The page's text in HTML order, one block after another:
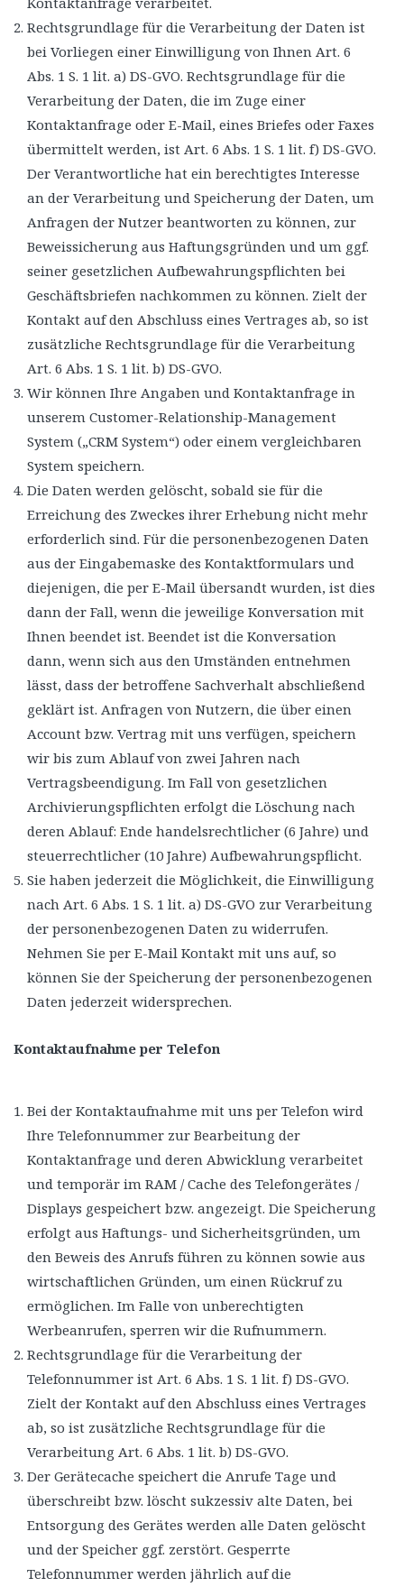
Rechtsgrundlage für die Verarbeitung der Daten ist
bei Vorliegen einer Einwilligung von Ihnen Art. 6
Abs. 1 S. 1 lit. a) DS-GVO. Rechtsgrundlage für die
Verarbeitung der Daten, die im Zuge einer
Kontaktanfrage oder E-Mail, eines Briefes oder Faxes
übermittelt werden, ist Art. 6 Abs. 1 S. 1 lit. f) DS-GVO.
Der Verantwortliche hat ein berechtigtes Interesse
an der Verarbeitung und Speicherung der Daten, um
Anfragen der Nutzer beantworten zu können, zur
Beweissicherung aus Haftungsgründen und um ggf.
seiner gesetzlichen Aufbewahrungspflichten bei
Geschäftsbriefen nachkommen zu können. Zielt der
Kontakt auf den Abschluss eines Vertrages ab, so ist
zusätzliche Rechtsgrundlage für die Verarbeitung
Art. 6 Abs. 1 S. 1 lit. b) DS-GVO.
Wir können Ihre Angaben und Kontaktanfrage in
unserem Customer-Relationship-Management
System („CRM System“) oder einem vergleichbaren
System speichern.
Die Daten werden gelöscht, sobald sie für die
Erreichung des Zweckes ihrer Erhebung nicht mehr
erforderlich sind. Für die personenbezogenen Daten
aus der Eingabemaske des Kontaktformulars und
diejenigen, die per E-Mail übersandt wurden, ist dies
dann der Fall, wenn die jeweilige Konversation mit
Ihnen beendet ist. Beendet ist die Konversation
dann, wenn sich aus den Umständen entnehmen
lässt, dass der betroffene Sachverhalt abschließend
geklärt ist. Anfragen von Nutzern, die über einen
Account bzw. Vertrag mit uns verfügen, speichern
wir bis zum Ablauf von zwei Jahren nach
Vertragsbeendigung. Im Fall von gesetzlichen
Archivierungspflichten erfolgt die Löschung nach
deren Ablauf: Ende handelsrechtlicher (6 Jahre) und
steuerrechtlicher (10 Jahre) Aufbewahrungspflicht.
Sie haben jederzeit die Möglichkeit, die Einwilligung
nach Art. 6 Abs. 1 S. 1 lit. a) DS-GVO zur Verarbeitung
der personenbezogenen Daten zu widerrufen.
Nehmen Sie per E-Mail Kontakt mit uns auf, so
können Sie der Speicherung der personenbezogenen
Daten jederzeit widersprechen.
Kontaktaufnahme per Telefon
Bei der Kontaktaufnahme mit uns per Telefon wird
Ihre Telefonnummer zur Bearbeitung der
Kontaktanfrage und deren Abwicklung verarbeitet
und temporär im RAM / Cache des Telefongerätes /
Displays gespeichert bzw. angezeigt. Die Speicherung
erfolgt aus Haftungs- und Sicherheitsgründen, um
den Beweis des Anrufs führen zu können sowie aus
wirtschaftlichen Gründen, um einen Rückruf zu
ermöglichen. Im Falle von unberechtigten
Werbeanrufen, sperren wir die Rufnummern.
Rechtsgrundlage für die Verarbeitung der
Telefonnummer ist Art. 6 Abs. 1 S. 1 lit. f) DS-GVO.
Zielt der Kontakt auf den Abschluss eines Vertrages
ab, so ist zusätzliche Rechtsgrundlage für die
Verarbeitung Art. 6 Abs. 1 lit. b) DS-GVO.
Der Gerätecache speichert die Anrufe Tage und
überschreibt bzw. löscht sukzessiv alte Daten, bei
Entsorgung des Gerätes werden alle Daten gelöscht
und der Speicher ggf. zerstört. Gesperrte
Telefonnummer werden jährlich auf die